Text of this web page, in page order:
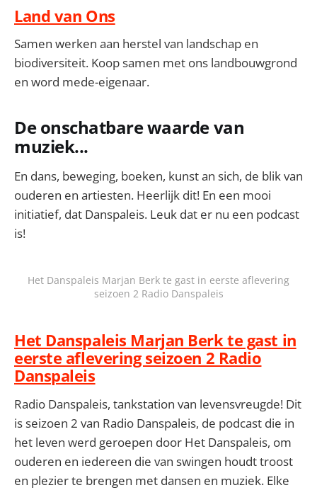
Land van Ons
Samen werken aan herstel van landschap en
biodiversiteit. Koop samen met ons landbouwgrond
en word mede-eigenaar.
De onschatbare waarde van
muziek...
En dans, beweging, boeken, kunst an sich, de blik van
ouderen en artiesten. Heerlijk dit! En een mooi
initiatief, dat Danspaleis. Leuk dat er nu een podcast
is!
Het Danspaleis Marjan Berk te gast in eerste aflevering
seizoen 2 Radio Danspaleis
Het Danspaleis Marjan Berk te gast in
eerste aflevering seizoen 2 Radio
Danspaleis
Radio Danspaleis, tankstation van levensvreugde! Dit
is seizoen 2 van Radio Danspaleis, de podcast die in
het leven werd geroepen door Het Danspaleis, om
ouderen en iedereen die van swingen houdt troost
en plezier te brengen met dansen en muziek. Elke